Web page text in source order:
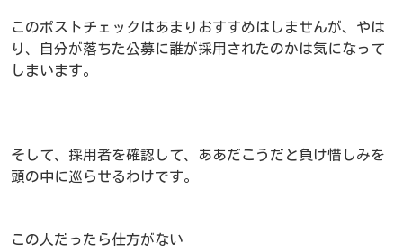
このポストチェックはあまりおすすめはしませんが、やは
り、自分が落ちた公募に誰が採用されたのかは気になって
しまいます。
そして、採用者を確認して、ああだこうだと負け惜しみを
頭の中に巡らせるわけです。
この人だったら仕方がない